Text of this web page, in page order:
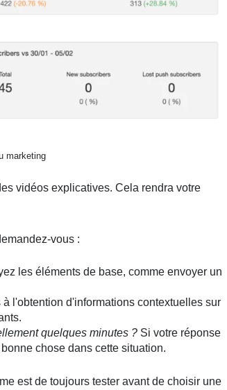
marketing
vidéos explicatives. Cela rendra votre
vous :
les éléments de base, comme envoyer un
l'obtention d'informations contextuelles sur
quelques minutes ? Si votre réponse
chose dans cette situation.
est de toujours tester avant de choisir une